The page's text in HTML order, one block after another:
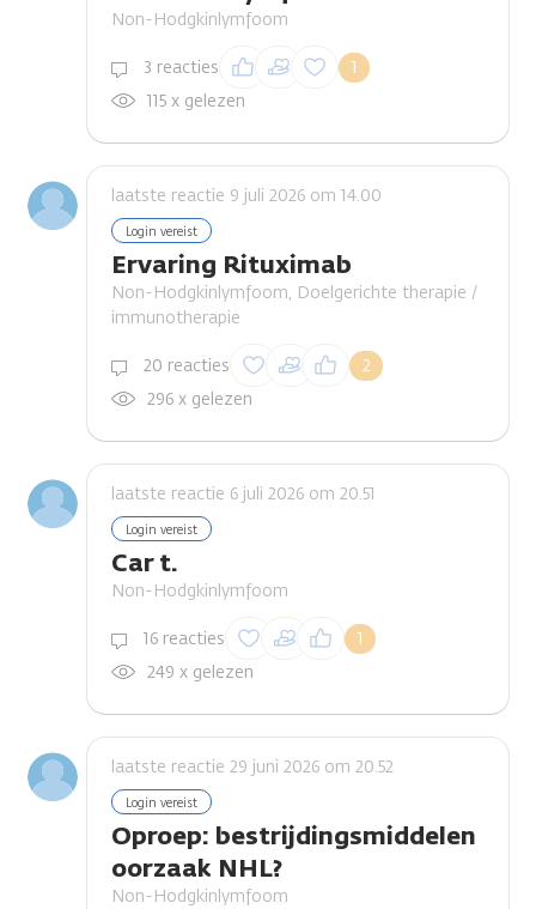
Non-Hodgkinlymfoom
3 reacties 1
Inloggen om een
reactie te plaatsen
115 x gelezen
laatste reactie 9 juli 2026 om 14.00
Login vereist
Ervaring Rituximab
Non-Hodgkinlymfoom, Doelgerichte therapie /
immunotherapie
20 reacties 2
Inloggen om een
reactie te plaatsen
296 x gelezen
laatste reactie 6 juli 2026 om 20.51
Login vereist
Car t.
Non-Hodgkinlymfoom
16 reacties 1
Inloggen om een
reactie te plaatsen
249 x gelezen
laatste reactie 29 juni 2026 om 20.52
Login vereist
Oproep: bestrijdingsmiddelen
oorzaak NHL?
Non-Hodgkinlymfoom